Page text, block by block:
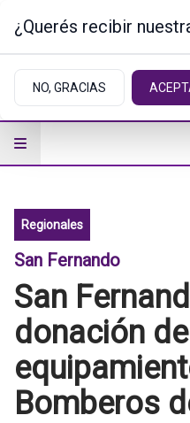
Regionales
San Fernando
San
donación de
Bomberos
¿Querés recibir
NO, GRACIAS